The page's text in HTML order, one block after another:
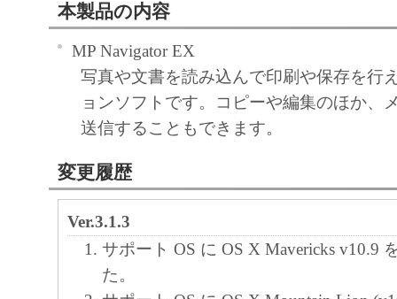
本製品の内容
MP Navigator EX
写真や文書を読み込んで印刷や保存を行
ョンソフトです。コピーや編集のほか、
送信することもできます。
変更履歴
Ver.3.1.3
サポート OS に OS X Mavericks v10.9
た。